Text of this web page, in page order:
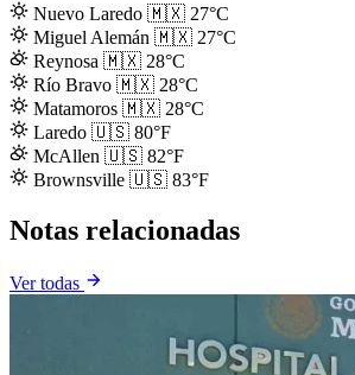
Nuevo Laredo 🇲🇽 27°C
Miguel Alemán 🇲🇽 27°C
Reynosa 🇲🇽 28°C
Río Bravo 🇲🇽 28°C
Matamoros 🇲🇽 28°C
Laredo 🇺🇸 80°F
McAllen 🇺🇸 82°F
Brownsville 🇺🇸 83°F
Notas relacionadas
Ver todas